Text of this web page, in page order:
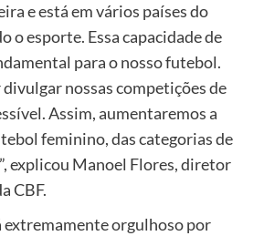
e está em vários países do
o esporte. Essa capacidade de
para o nosso futebol.
nossas competições de
Assim, aumentaremos a
feminino, das categorias de
explicou Manoel Flores, diretor
CBF.
extremamente orgulhoso por